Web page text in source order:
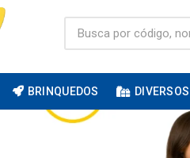
BRINQUEDOS DIVERSOS